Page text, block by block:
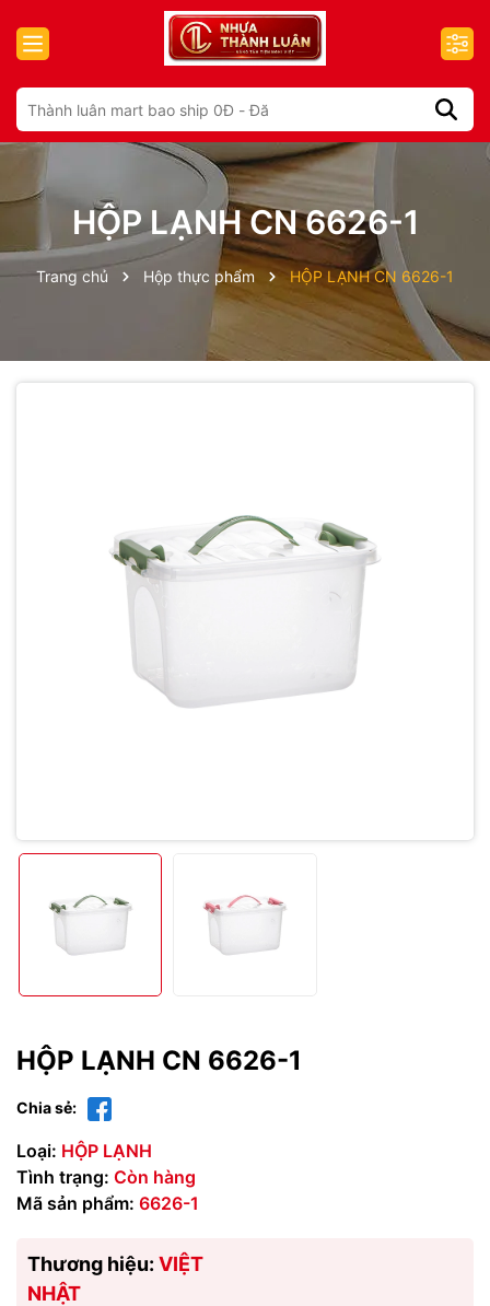
HỘP LẠNH CN 6626-1
Trang chủ Hộp thực phẩm HỘP LẠNH CN 6626-1
HỘP LẠNH CN 6626-1
Chia sẻ:
Loại: HỘP LẠNH
Tình trạng: Còn hàng
Mã sản phẩm: 6626-1
Thương hiệu: VIỆT
NHẬT